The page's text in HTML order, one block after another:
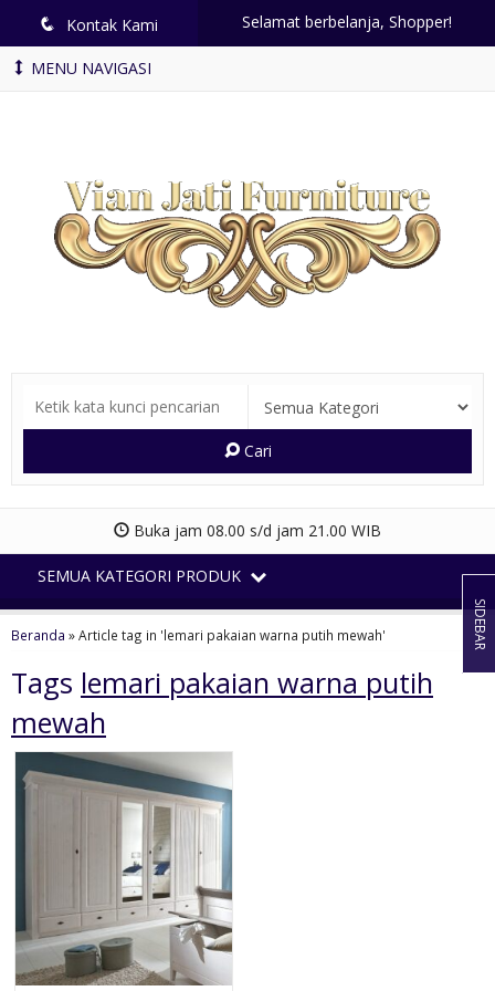
q Kontak Kami Selamat berbelanja, Shopper!
MENU NAVIGASI
Cari
Buka jam 08.00 s/d jam 21.00 WIB
SEMUA KATEGORI PRODUK
Beranda »Article tag in 'lemari pakaian warna putih mewah'
Tags lemari pakaian warna putih
mewah
SIDEBAR